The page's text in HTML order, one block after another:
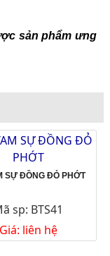
sản phẩm ưng
SỰ ĐỒNG ĐỎ PHỚT
sp: BTS41
Giá: liên hệ